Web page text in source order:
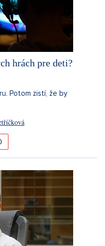
hrách pre deti?
Potom zistí, že by